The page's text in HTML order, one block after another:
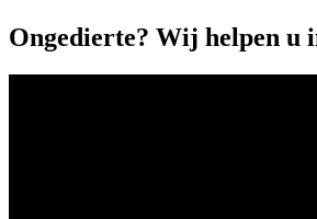
Ongedierte? Wij helpen u